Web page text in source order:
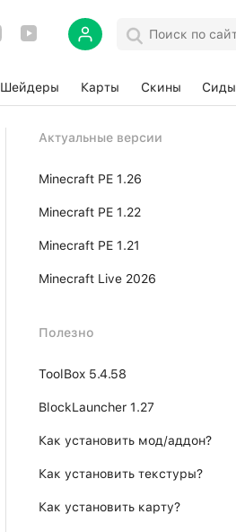
Шейдеры Карты Скины Сиды
Актуальные версии
Minecraft PE 1.26
Minecraft PE 1.22
Minecraft PE 1.21
Minecraft Live 2026
Полезно
ToolBox 5.4.58
BlockLauncher 1.27
Как установить мод/аддон?
Как установить текстуры?
Как установить карту?